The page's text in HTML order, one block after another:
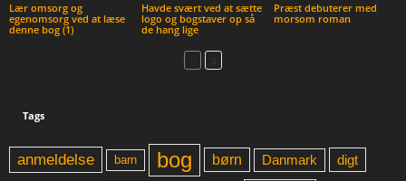
Lær omsorg og
egenomsorg ved at læse
denne bog (1)
Havde svært ved at sætte
logo og bogstaver op så
de hang lige
Præst debuterer med
morsom roman
Tags
anmeldelse barn bog børn Danmark digt